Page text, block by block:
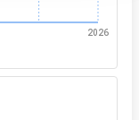
2026